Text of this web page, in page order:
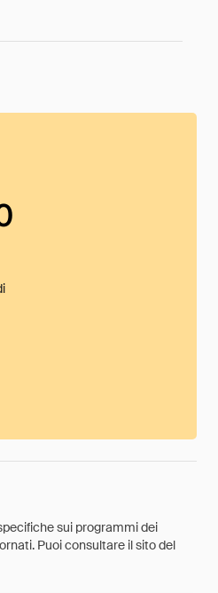
sui programmi dei
Puoi consultare il sito del